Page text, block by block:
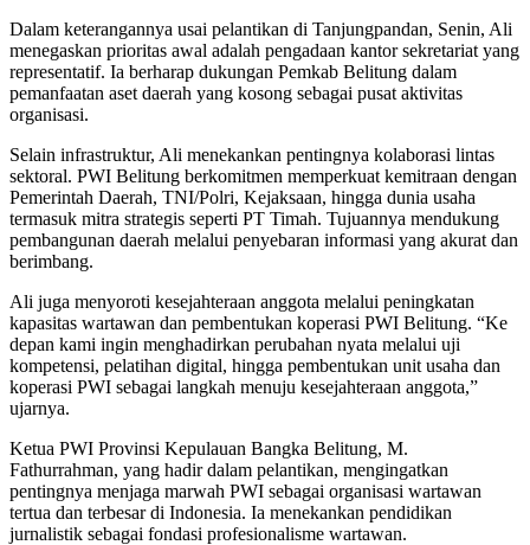
Dalam keterangannya usai pelantikan di Tanjungpandan, Senin, Ali
menegaskan prioritas awal adalah pengadaan kantor sekretariat yang
representatif. Ia berharap dukungan Pemkab Belitung dalam
pemanfaatan aset daerah yang kosong sebagai pusat aktivitas
organisasi.
Selain infrastruktur, Ali menekankan pentingnya kolaborasi lintas
sektoral. PWI Belitung berkomitmen memperkuat kemitraan dengan
Pemerintah Daerah, TNI/Polri, Kejaksaan, hingga dunia usaha
termasuk mitra strategis seperti PT Timah. Tujuannya mendukung
pembangunan daerah melalui penyebaran informasi yang akurat dan
berimbang.
Ali juga menyoroti kesejahteraan anggota melalui peningkatan
kapasitas wartawan dan pembentukan koperasi PWI Belitung. “Ke
depan kami ingin menghadirkan perubahan nyata melalui uji
kompetensi, pelatihan digital, hingga pembentukan unit usaha dan
koperasi PWI sebagai langkah menuju kesejahteraan anggota,”
ujarnya.
Ketua PWI Provinsi Kepulauan Bangka Belitung, M.
Fathurrahman, yang hadir dalam pelantikan, mengingatkan
pentingnya menjaga marwah PWI sebagai organisasi wartawan
tertua dan terbesar di Indonesia. Ia menekankan pendidikan
jurnalistik sebagai fondasi profesionalisme wartawan.